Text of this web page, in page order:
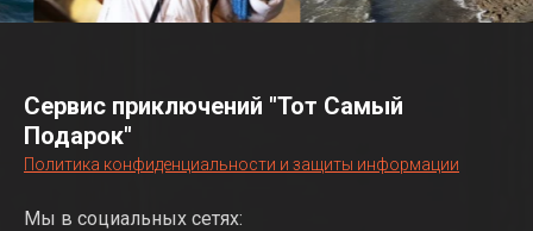
Сервис приключений "Тот Самый
Подарок"
Политика конфиденциальности и защиты информации
Мы в социальных сетях: